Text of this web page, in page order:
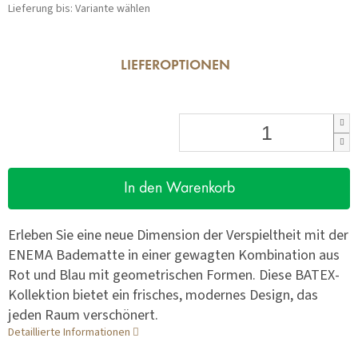
Lieferung bis: Variante wählen
LIEFEROPTIONEN
In den Warenkorb
Erleben Sie eine neue Dimension der Verspieltheit mit der
ENEMA Badematte in einer gewagten Kombination aus
Rot und Blau mit geometrischen Formen. Diese BATEX-
Kollektion bietet ein frisches, modernes Design, das
jeden Raum verschönert.
Detaillierte Informationen